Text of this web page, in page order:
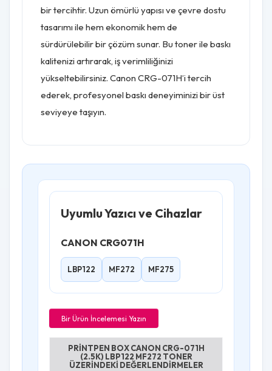
bir tercihtir. Uzun ömürlü yapısı ve çevre dostu
tasarımı ile hem ekonomik hem de
sürdürülebilir bir çözüm sunar. Bu toner ile baskı
kalitenizi artırarak, iş verimliliğinizi
yükseltebilirsiniz. Canon CRG-071H’i tercih
ederek, profesyonel baskı deneyiminizi bir üst
seviyeye taşıyın.
Uyumlu Yazıcı ve Cihazlar
CANON CRG071H
LBP122 MF272 MF275
Bir Ürün İncelemesi Yazın
PRINTPEN BOX CANON CRG-071H
(2.5K) LBP122 MF272 TONER
ÜZERINDEKI DEĞERLENDIRMELER